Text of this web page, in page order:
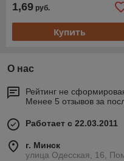
1,69 руб.
Купить
О нас
Рейтинг не
Менее 5 отзывов за
Работает с 22.03.2011
г. Минск
улица Одесская, 16,